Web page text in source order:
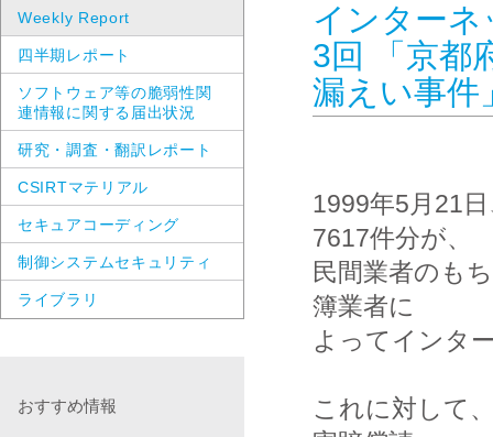
インター
3回 「京都
漏えい事件
1999年5月21
7617件分が、
民間業者のも
簿業者に
よってインタ
これに対して
Weekly Report
四半期レポート
ソフトウェア等の脆弱性関
連情報に関する届出状況
研究・調査・翻訳レポート
CSIRTマテリアル
セキュアコーディング
制御システムセキュリティ
ライブラリ
おすすめ情報